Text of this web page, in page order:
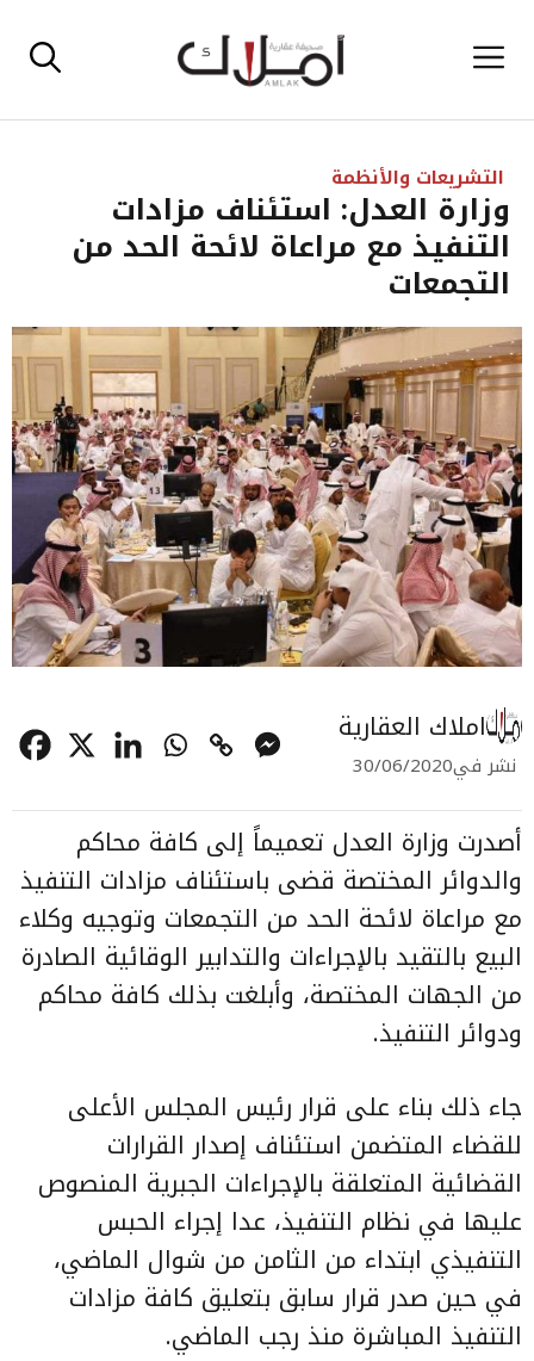
إلى القائمة
التشريعات والأنظمة
وزارة العدل: استئناف مزادات
التنفيذ مع مراعاة لائحة الحد من
التجمعات
املاك العقارية
نشر في30/06/2020
أصدرت وزارة العدل تعميماً إلى كافة محاكم
والدوائر المختصة قضى باستئناف مزادات التنفيذ
مع مراعاة لائحة الحد من التجمعات وتوجيه وكلاء
البيع بالتقيد بالإجراءات والتدابير الوقائية الصادرة
من الجهات المختصة، وأبلغت بذلك كافة محاكم
ودوائر التنفيذ.
جاء ذلك بناء على قرار رئيس المجلس الأعلى
للقضاء المتضمن استئناف إصدار القرارات
القضائية المتعلقة بالإجراءات الجبرية المنصوص
عليها في نظام التنفيذ، عدا إجراء الحبس
التنفيذي ابتداء من الثامن من شوال الماضي،
في حين صدر قرار سابق بتعليق كافة مزادات
التنفيذ المباشرة منذ رجب الماضي.